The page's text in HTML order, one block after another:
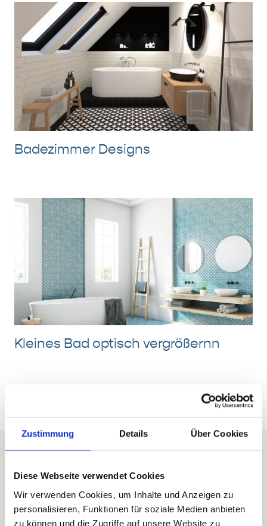
Zustimmung Details Über Cookies
Diese Webseite verwendet Cookies
Wir verwenden Cookies, um Inhalte und Anzeigen zu
personalisieren, Funktionen für soziale Medien anbieten
zu können und die Zugriffe auf unsere Website zu
Badezimmer Designs
Kleines Bad optisch vergrößernn
Ihr persönliches Traumbad
Planen Sie gemeinsam mit dem Banovia-Experten Ihr